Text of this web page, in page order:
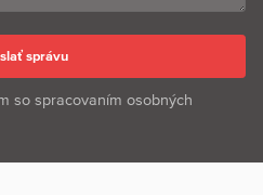
so spracovaním osobných